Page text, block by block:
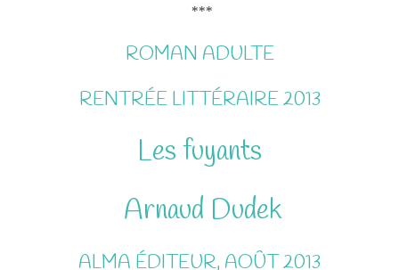
***
ROMAN ADULTE
RENTRÉE LITTÉRAIRE 2013
Les fuyants
Arnaud Dudek
ALMA ÉDITEUR, AOÛT 2013